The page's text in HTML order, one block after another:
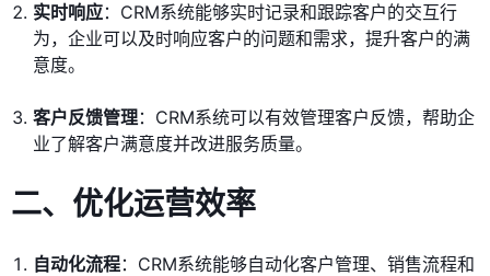
实时响应：CRM系统能够实时记录和跟踪客户的交互行
为，企业可以及时响应客户的问题和需求，提升客户的满
意度。
客户反馈管理：CRM系统可以有效管理客户反馈，帮助企
业了解客户满意度并改进服务质量。
二、优化运营效率
自动化流程：CRM系统能够自动化客户管理、销售流程和